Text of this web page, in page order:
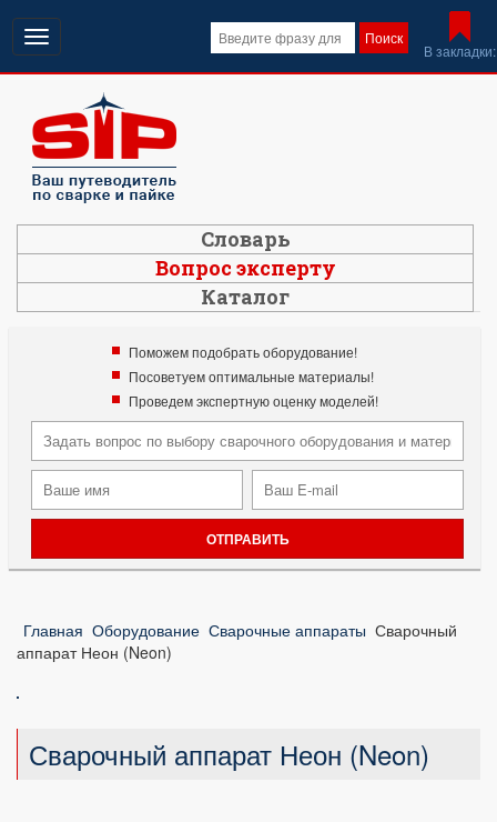
Поиск
В закладки:
Открыть
навигацию
Словарь
Вопрос эксперту
Каталог
Поможем подобрать оборудование!
Посоветуем оптимальные материалы!
Проведем экспертную оценку моделей!
Главная Оборудование Сварочные аппараты Сварочный
аппарат Неон (Neon)
Сварочный аппарат Неон (Neon)